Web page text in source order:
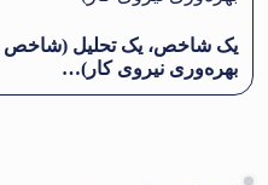
یک شاخص، یک تحلیل (شاخص
بهره‌وری نیروی کار)…